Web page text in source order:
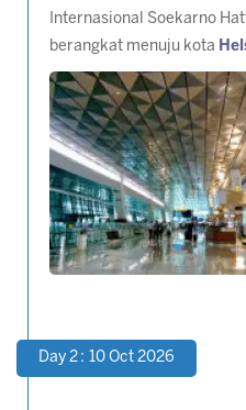
Internasional Soekarno
berangkat menuju kota
Day 2 : 10 Oct 2026